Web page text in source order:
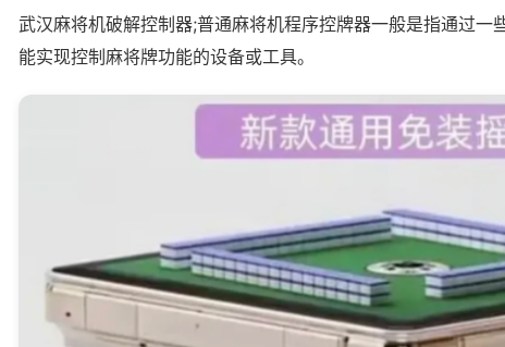
武汉麻将机破解控制器;普通麻将机程序控牌器一般是指通过一
能实现控制麻将牌功能的设备或工具。